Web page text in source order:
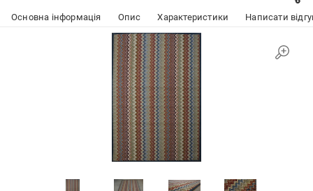
Основна інформація Опис Характеристики Написати